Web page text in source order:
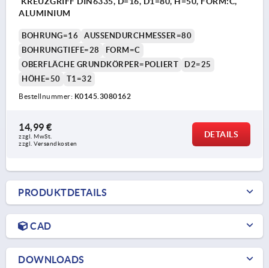
ALUMINIUM
BOHRUNG=16
AUSSENDURCHMESSER=80
BOHRUNGTIEFE=28
FORM=C
OBERFLÄCHE GRUNDKÖRPER=POLIERT
D2=25
HÖHE=50
T1=32
Bestellnummer: K0145.3080162
14,99 €
zzgl. MwSt.
zzgl. Versandkosten
DETAILS
PRODUKTDETAILS
CAD
DOWNLOADS